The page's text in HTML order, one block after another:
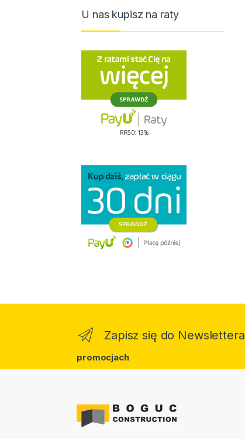
U nas kupisz na raty
Zapisz się do Newslettera
promocjach